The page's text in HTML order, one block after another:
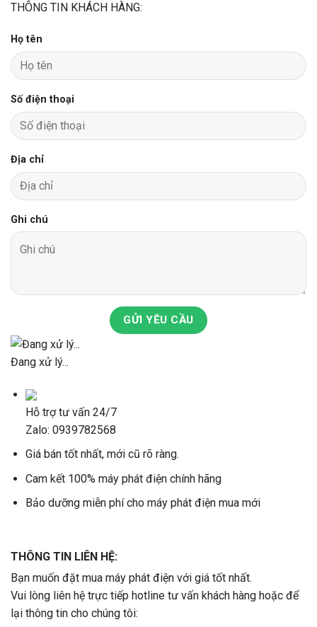
THÔNG TIN KHÁCH HÀNG:
Họ tên
Số điện thoại
Địa chỉ
Ghi chú
GỬI YÊU CẦU
Đang xử lý...
Hỗ trợ tư vấn 24/7
Zalo: 0939782568
Giá bán tốt nhất, mới cũ rõ ràng.
Cam kết 100% máy phát điện chính hãng
Bảo dưỡng miễn phí cho máy phát điện mua mới
THÔNG TIN LIÊN HỆ:
Bạn muốn đặt mua máy phát điện với giá tốt nhất.
Vui lòng liên hệ trực tiếp hotline tư vấn khách hàng hoặc để
lại thông tin cho chúng tôi: